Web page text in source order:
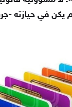
يكن في حيازته -